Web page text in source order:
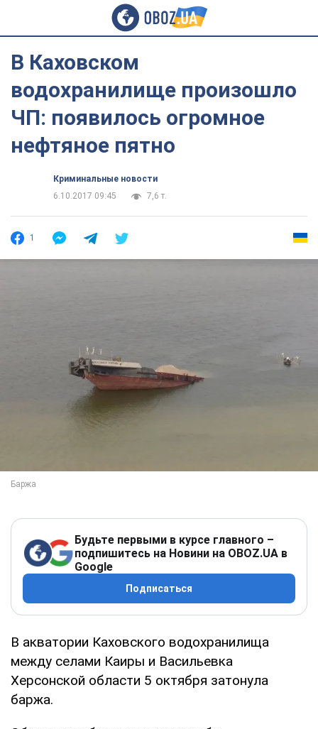
В Каховском
водохранилище произошло
ЧП: появилось огромное
нефтяное пятно
Криминальные новости
6.10.2017 09:45
7,6 т.
1
Будьте первыми в курсе главного –
подпишитесь на Новини на OBOZ.UA в
Google
Подписаться
В акватории Каховского водохранилища
между селами Каиры и Васильевка
Херсонской области 5 октября затонула
баржа.